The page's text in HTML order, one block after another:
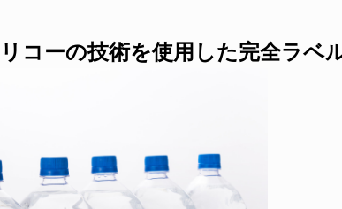
コーの技術を使用した完全ラベ